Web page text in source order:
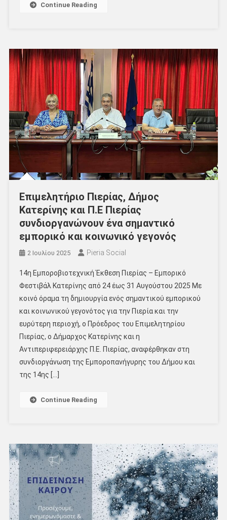
Continue Reading
Επιμελητήριο Πιερίας, Δήμος
Κατερίνης και Π.Ε Πιερίας
συνδιοργανώνουν ένα σημαντικό
εμπορικό και κοινωνικό γεγονός
2 Ιουλίου 2025 Pieria Social
14η Εμποροβιοτεχνική Έκθεση Πιερίας – Εμπορικό
Φεστιβάλ Κατερίνης από 24 έως 31 Αυγούστου 2025 Με
κοινό όραμα τη δημιουργία ενός σημαντικού εμπορικού
και κοινωνικού γεγονότος για την Πιερία και την
ευρύτερη περιοχή, ο Πρόεδρος του Επιμελητηρίου
Πιερίας, ο Δήμαρχος Κατερίνης και η
Αντιπεριφερειάρχης Π.Ε. Πιερίας, αναφέρθηκαν στη
συνδιοργάνωση της Εμποροπανήγυρης του Δήμου και
της 14ης […]
Continue Reading